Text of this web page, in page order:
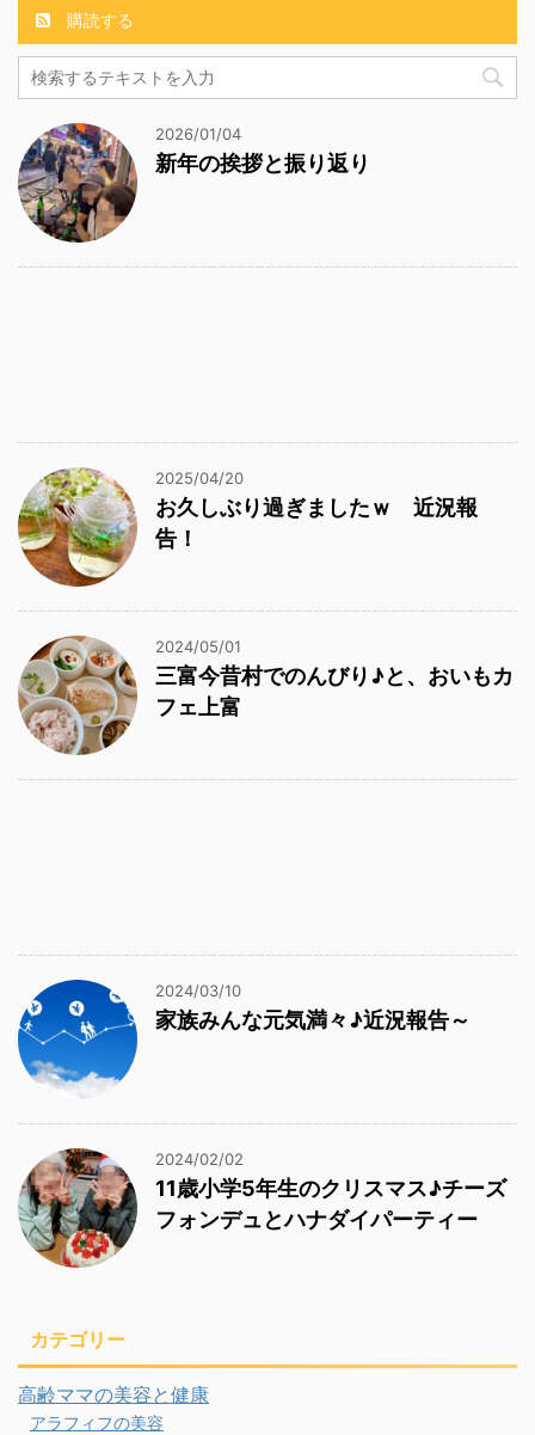
購読する
2026/01/04
新年の挨拶と振り返り
2025/04/20
お久しぶり過ぎましたｗ 近況報
告！
2024/05/01
三富今昔村でのんびり♪と、おいもカ
フェ上富
2024/03/10
家族みんな元気満々♪近況報告～
2024/02/02
11歳小学5年生のクリスマス♪チーズ
フォンデュとハナダイパーティー
カテゴリー
高齢ママの美容と健康
アラフィフの美容